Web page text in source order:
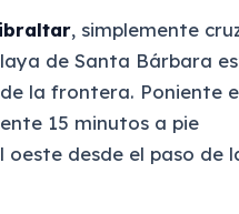
, simplemente
de Santa Bárbara
la frontera. Poniente
15 minutos a pie
oeste desde el paso de